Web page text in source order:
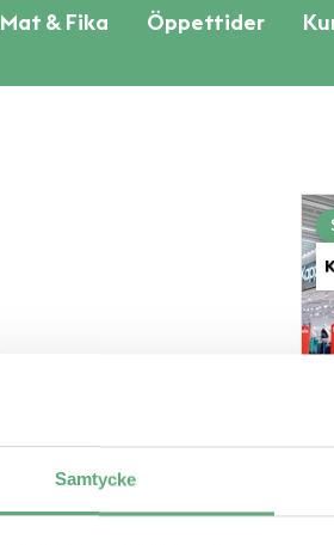
Samtycke
Mat & Fika Öppettider